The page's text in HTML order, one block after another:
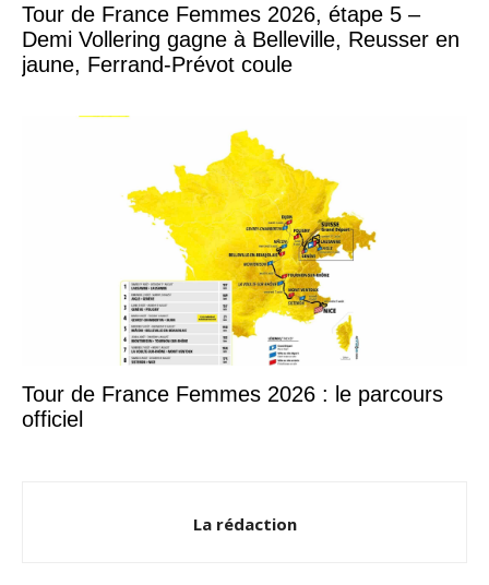
Tour de France Femmes 2026, étape 5 –
Demi Vollering gagne à Belleville, Reusser en
jaune, Ferrand-Prévot coule
Tour de France Femmes 2026 : le parcours
officiel
La rédaction